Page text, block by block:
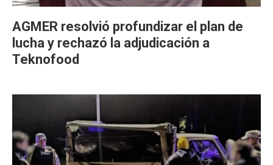
AGMER resolvió profundizar el plan de
lucha y rechazó la adjudicación a
Teknofood